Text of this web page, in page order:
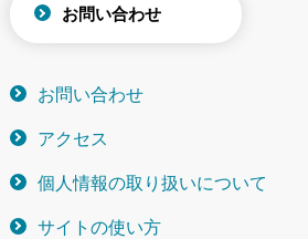
お問い合わせ
お問い合わせ
アクセス
個人情報の取り扱いについて
サイトの使い方